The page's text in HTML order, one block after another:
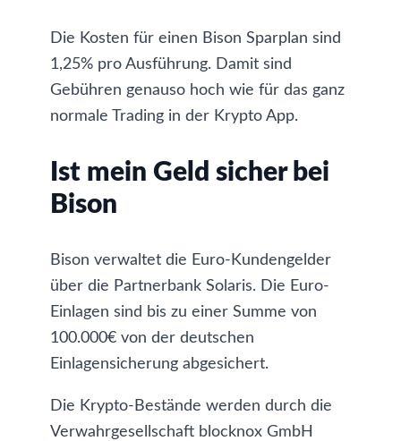
Die Kosten für einen Bison Sparplan sind
1,25% pro Ausführung. Damit sind
Gebühren genauso hoch wie für das ganz
normale Trading in der Krypto App.
Ist mein Geld sicher bei
Bison
Bison verwaltet die Euro-Kundengelder
über die Partnerbank Solaris. Die Euro-
Einlagen sind bis zu einer Summe von
100.000€ von der deutschen
Einlagensicherung abgesichert.
Die Krypto-Bestände werden durch die
Verwahrgesellschaft blocknox GmbH